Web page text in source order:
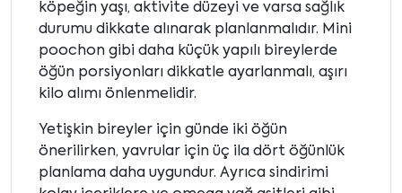
köpeğin yaşı, aktivite düzeyi ve varsa sağlık
durumu dikkate alınarak planlanmalıdır. Mini
poochon gibi daha küçük yapılı bireylerde
öğün porsiyonları dikkatle ayarlanmalı, aşırı
kilo alımı önlenmelidir.
Yetişkin bireyler için günde iki öğün
önerilirken, yavrular için üç ila dört öğünlük
planlama daha uygundur. Ayrıca sindirimi